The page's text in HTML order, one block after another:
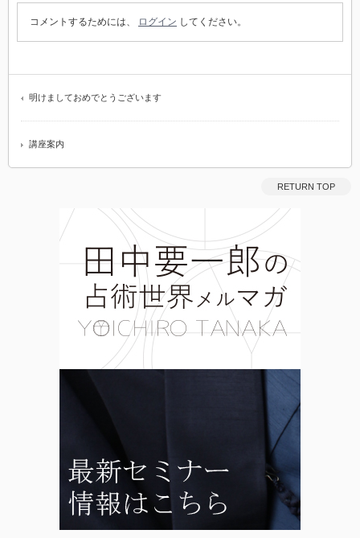
コメントするためには、 ログイン してください。
明けましておめでとうございます
講座案内
RETURN TOP